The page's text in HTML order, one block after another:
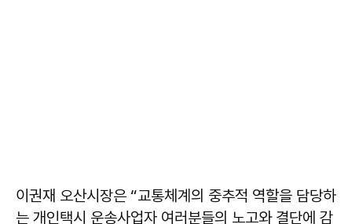
이권재 오산시장은 “교통체계의 중추적 역할을 담당하
는 개인택시 운송사업자 여러분들의 노고와 결단에 감